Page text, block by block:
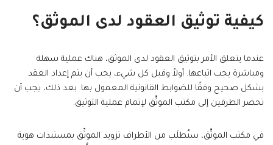
كيفية توثيق العقود لدى الموثق؟
عندما يتعلق الأمر بتوثيق العقود لدى الموثق، هناك عملية سهلة
ومباشرة يجب اتباعها. أولاً وقبل كل شيء، يجب أن يتم إعداد العقد
بشكل صحيح وفقًا للضوابط القانونية المعمول بها. بعد ذلك، يجب أن
تحضر الطرفين إلى مكتب الموثَّق لإتمام عملية التوثيق.
في مكتب الموثَّق، ستُطلَب من الأطراف تزويد الموثِّق بمستندات هوية